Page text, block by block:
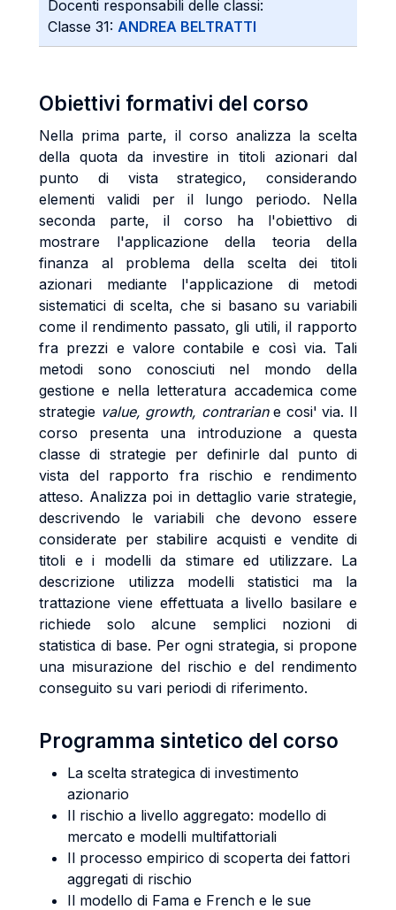
Docenti responsabili delle classi:
Classe 31: ANDREA BELTRATTI
Obiettivi formativi del corso
Nella prima parte, il corso analizza la scelta
della quota da investire in titoli azionari dal
punto di vista strategico, considerando
elementi validi per il lungo periodo. Nella
seconda parte, il corso ha l'obiettivo di
mostrare l'applicazione della teoria della
finanza al problema della scelta dei titoli
azionari mediante l'applicazione di metodi
sistematici di scelta, che si basano su variabili
come il rendimento passato, gli utili, il rapporto
fra prezzi e valore contabile e così via. Tali
metodi sono conosciuti nel mondo della
gestione e nella letteratura accademica come
strategie value, growth, contrariane cosi' via. Il
corso presenta una introduzione a questa
classe di strategie per definirle dal punto di
vista del rapporto fra rischio e rendimento
atteso. Analizza poi in dettaglio varie strategie,
descrivendo le variabili che devono essere
considerate per stabilire acquisti e vendite di
titoli e i modelli da stimare ed utilizzare. La
descrizione utilizza modelli statistici ma la
trattazione viene effettuata a livello basilare e
richiede solo alcune semplici nozioni di
statistica di base. Per ogni strategia, si propone
una misurazione del rischio e del rendimento
conseguito su vari periodi di riferimento.
Programma sintetico del corso
La scelta strategica di investimento
azionario
Il rischio a livello aggregato: modello di
mercato e modelli multifattoriali
Il processo empirico di scoperta dei fattori
aggregati di rischio
Il modello di Fama e French e le sue